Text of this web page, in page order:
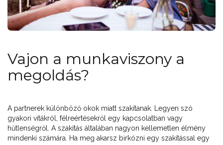
Vajon a munkaviszony a
megoldás?
A partnerek különböző okok miatt szakítanak. Legyen szó
gyakori vitákról, félreértésekről egy kapcsolatban vagy
hűtlenségről. A szakítás általában nagyon kellemetlen élmény
mindenki számára. Ha meg akarsz birkózni egy szakítással egy